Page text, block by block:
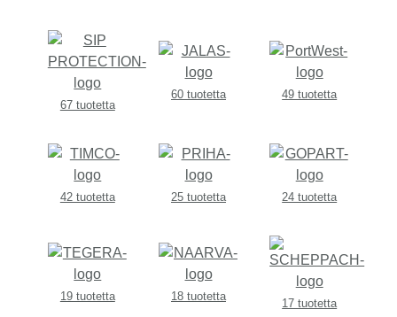
67 tuotetta
60 tuotetta 49 tuotetta
42 tuotetta 25 tuotetta 24 tuotetta
19 tuotetta 18 tuotetta
17 tuotetta